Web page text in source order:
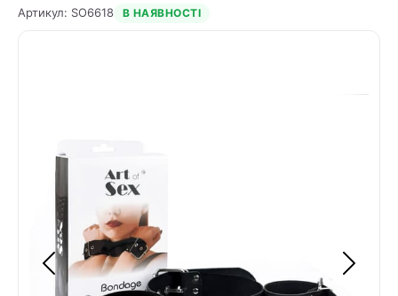
Артикул: SO6618 В НАЯВНОСТІ